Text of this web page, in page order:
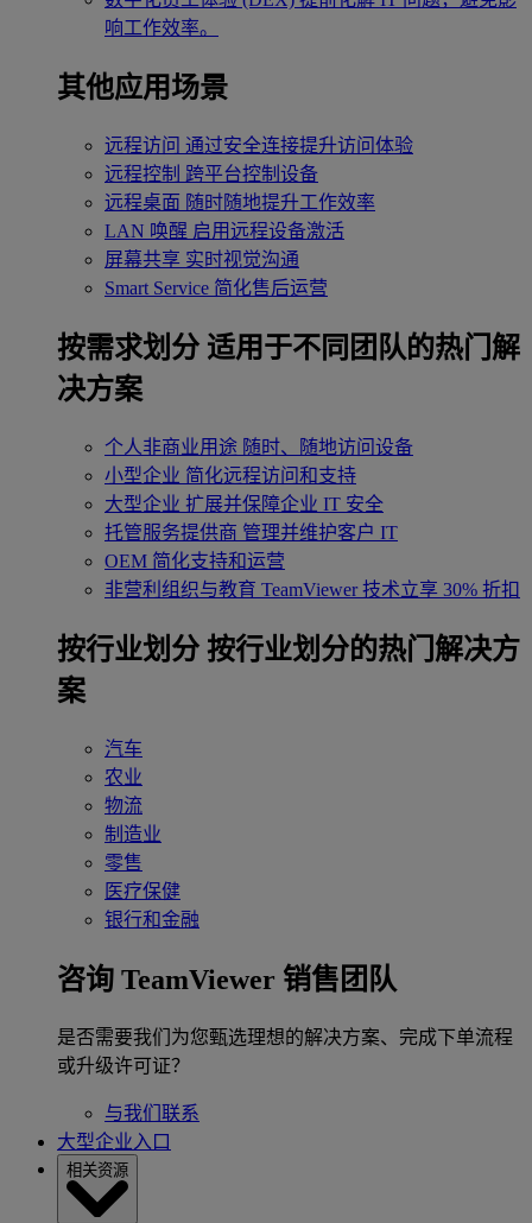
响工作效率。
其他应用场景
远程访问 通过安全连接提升访问体验
远程控制 跨平台控制设备
远程桌面 随时随地提升工作效率
LAN 唤醒 启用远程设备激活
屏幕共享 实时视觉沟通
Smart Service 简化售后运营
按需求划分 适用于不同团队的热门解
决方案
个人非商业用途 随时、随地访问设备
小型企业 简化远程访问和支持
大型企业 扩展并保障企业 IT 安全
托管服务提供商 管理并维护客户 IT
OEM 简化支持和运营
非营利组织与教育 TeamViewer 技术立享 30% 折扣
‌按行业划分 按行业划分的热门解决方
案
汽车
农业
物流
制造业
零售
医疗保健
银行和金融
咨询 TeamViewer 销售团队
是否需要我们为您甄选理想的解决方案、完成下单流程
或升级许可证？
与我们联系
大型企业入口
相关资源